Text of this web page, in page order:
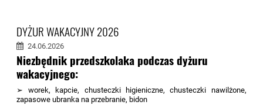
DYŻUR WAKACYJNY 2026
24.06.2026
Niezbędnik przedszkolaka podczas dyżuru
wakacyjnego:
➢ worek, kapcie, chusteczki higieniczne, chusteczki nawilżone,
zapasowe ubranka na przebranie, bidon